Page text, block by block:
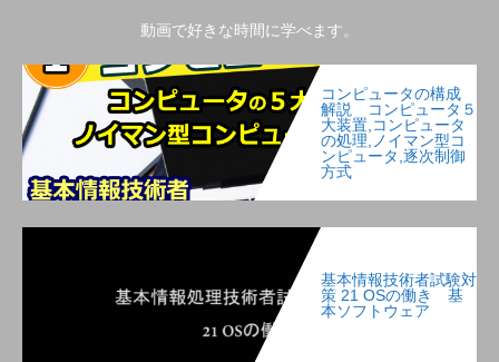
動画で好きな時間に学べます。
コンピュータの構成
解説 コンピュータ５
大装置,コンピュータ
の処理,ノイマン型コ
ンピュータ,逐次制御
方式
基本情報技術者試験対
策 21 OSの働き 基
本ソフトウェア